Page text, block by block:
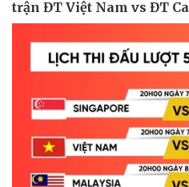
Thể thao
Lịch thi đấu bóng đá
Thế giới thể thao
Hậu trường